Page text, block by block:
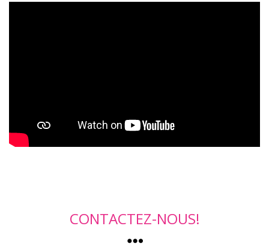
CONTACTEZ-NOUS!